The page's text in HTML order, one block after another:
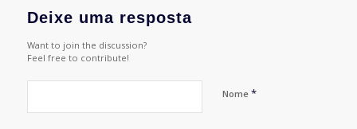
Deixe uma resposta
Want to join the discussion?
Feel free to contribute!
Nome *